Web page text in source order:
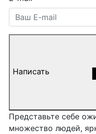
Написать
Представьте себе
множество людей,